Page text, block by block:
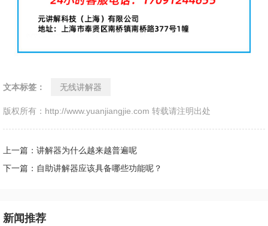
文本标签： 无线讲解器
版权所有：http://www.yuanjiangjie.com 转载请注明出处
上一篇：讲解器为什么越来越普遍呢
下一篇：自助讲解器应该具备哪些功能呢？
新闻推荐